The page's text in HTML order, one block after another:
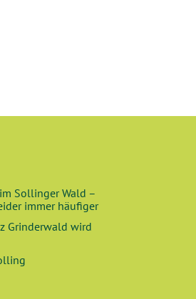
Sollinger Wald –
immer häufiger
Grinderwald wird